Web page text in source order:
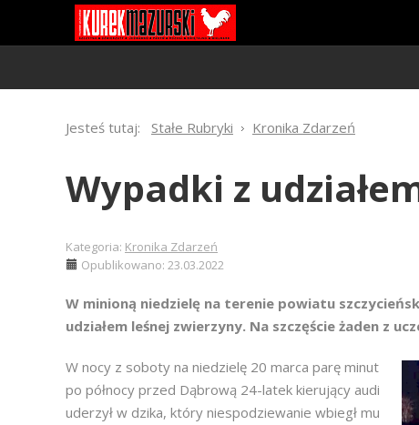
Jesteś tutaj: Stałe Rubryki Kronika Zdarzeń
Wypadki z
Kategoria: Kronika Zdarzeń
Opublikowano: 23.03.2022
W minioną niedzielę na terenie powiatu
udziałem leśnej zwierzyny. Na szczęście żaden z
W nocy z soboty na niedzielę 20 marca parę minut
po północy przed Dąbrową 24-latek kierujący audi
uderzył w dzika, który niespodziewanie wbiegł mu